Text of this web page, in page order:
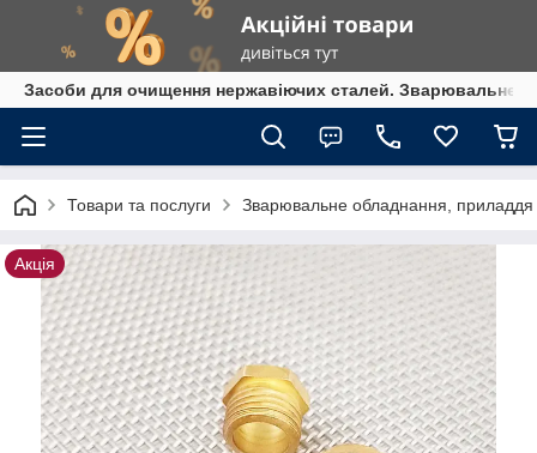
Засоби для очищення нержавіючих сталей. Зварювальне
Товари та послуги Зварювальне обладнання, приладдя
Акція